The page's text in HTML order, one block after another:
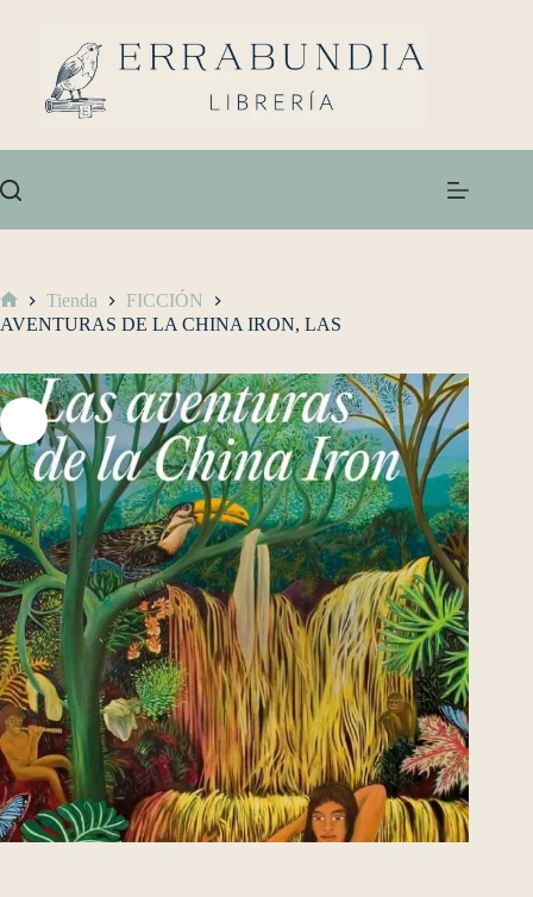
Tienda
FICCIÓN
AVENTURAS DE LA CHINA IRON, LAS